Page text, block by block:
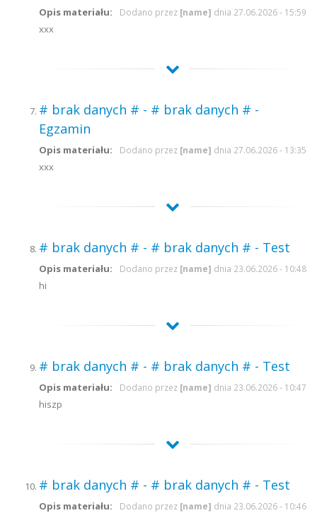
Dodano przez [name] dnia 27.06.2026 - 15:59
Opis materiału:
xxx
# brak danych # - # brak danych # -
Egzamin
Dodano przez [name] dnia 27.06.2026 - 13:35
Opis materiału:
xxx
# brak danych # - # brak danych # - Test
Dodano przez [name] dnia 23.06.2026 - 10:48
Opis materiału:
hi
# brak danych # - # brak danych # - Test
Dodano przez [name] dnia 23.06.2026 - 10:47
Opis materiału:
hiszp
# brak danych # - # brak danych # - Test
Dodano przez [name] dnia 23.06.2026 - 10:46
Opis materiału: